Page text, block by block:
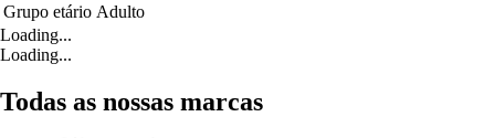
Grupo etário Adulto
Loading...
Loading...
Todas as nossas marcas